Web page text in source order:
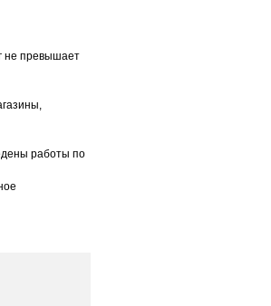
не превышает
работы по